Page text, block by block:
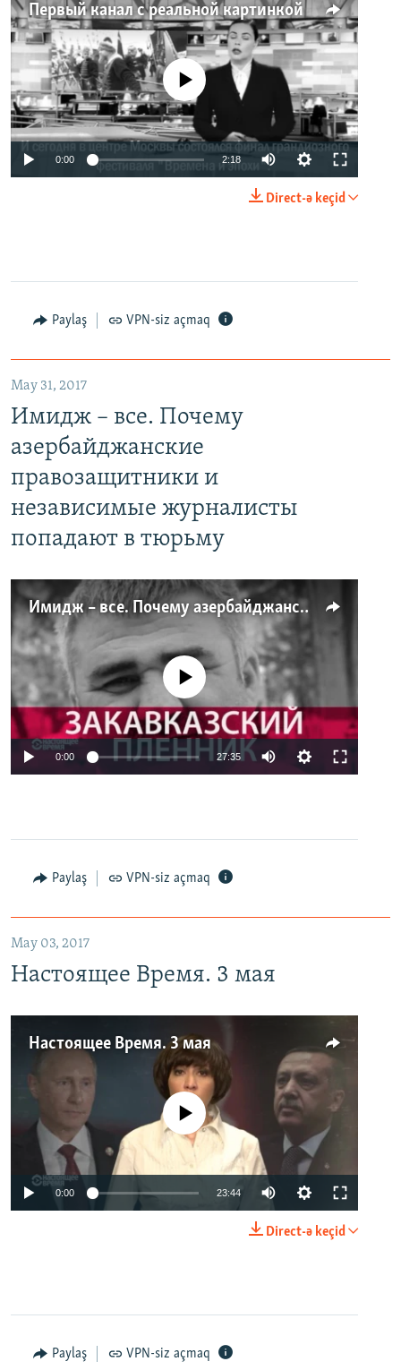
Первый канал с реальной картинкой
No media source currently available
0:00 2:18
Direct-ə keçid
Paylaş VPN-siz açmaq
May 31, 2017
Имидж – все. Почему
азербайджанские
правозащитники и
независимые журналисты
попадают в тюрьму
Имидж – все. Почему азербайджанские правозащитники и независимые журналисты попадают в тюрьму
No media source currently available
0:00 27:35
Paylaş VPN-siz açmaq
May 03, 2017
Настоящее Время. 3 мая
Настоящее Время. 3 мая
No media source currently available
0:00 23:44
Direct-ə keçid
Paylaş VPN-siz açmaq